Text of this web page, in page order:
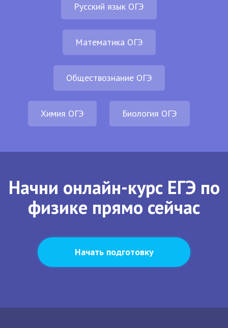
Русский язык ОГЭ
Математика ОГЭ
Обществознание ОГЭ
Химия ОГЭ Биология ОГЭ
Начни онлайн-курс ЕГЭ по
физике прямо сейчас
Начать подготовку